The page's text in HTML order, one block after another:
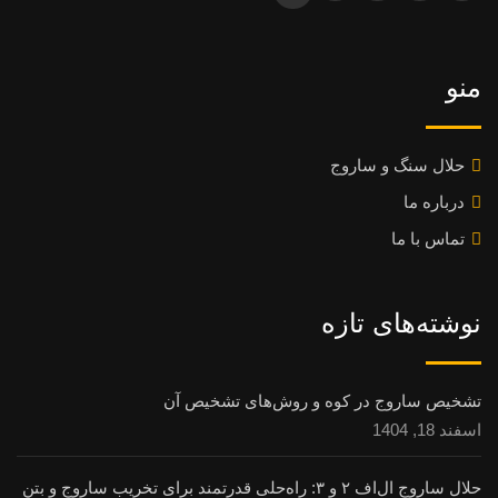
منو
حلال سنگ و ساروج
درباره ما
تماس با ما
نوشته‌های تازه
تشخیص ساروج در کوه و روش‌های تشخیص آن
اسفند 18, 1404
حلال ساروج ال‌اف ۲ و ۳: راه‌حلی قدرتمند برای تخریب ساروج و بتن